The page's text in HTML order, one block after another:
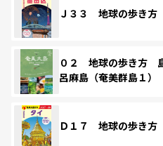
Ｊ３３ 地球の歩き
０２ 地球の歩き方
呂麻島（奄美群島１
Ｄ１７ 地球の歩き